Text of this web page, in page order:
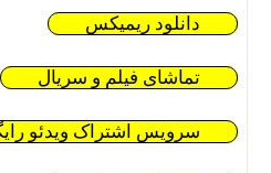
دانلود ریمیکس
تماشای فیلم و سریال
سرویس اشتراک ویدئو